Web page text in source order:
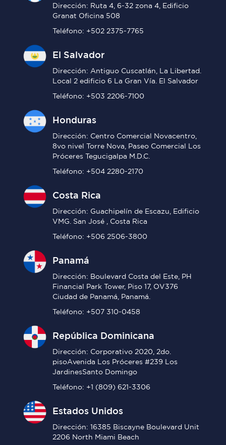
Dirección: Ruta 4, 6-32 zona 4, Edificio
Granat Oficina 508
Teléfono: +502 2375-7765
El Salvador
Dirección: Antiguo Cuscatlán, La Libertad.
Local 2 edificio 6 La Gran Vía. El Salvador
Teléfono: +503 2206-7100
Honduras
Dirección: Centro Comercial Novacentro,
8vo nivel Torre Nova, Paseo Comercial Los
Próceres Tegucigalpa M.D.C.
Teléfono: +504 2280-2170
Costa Rica
Dirección: Guachipelín de Escazu, Edificio
VMG. San José , Costa Rica
Teléfono: +506 2506-3800
Panamá
Dirección: Boulevard Costa del Este, PH
Financial Park Tower, Piso 17, OV376
Ciudad de Panamá, Panamá.
Teléfono: +507 310-0458
República Dominicana
Dirección: Corporativo 2020, 2do.
pisoAvenida Los Próceres #239 Los
JardinesSanto Domingo
Teléfono: +1 (809) 621-3306
Estados Unidos
Dirección: 16385 Biscayne Boulevard Unit
2206 North Miami Beach